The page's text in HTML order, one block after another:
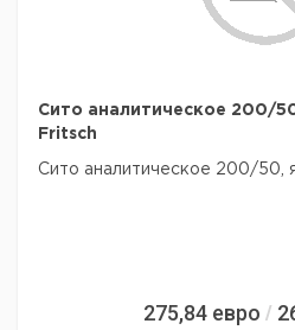
Сито аналитическое 200/
Fritsch
Сито аналитическое 200/50,
275,84 евро /